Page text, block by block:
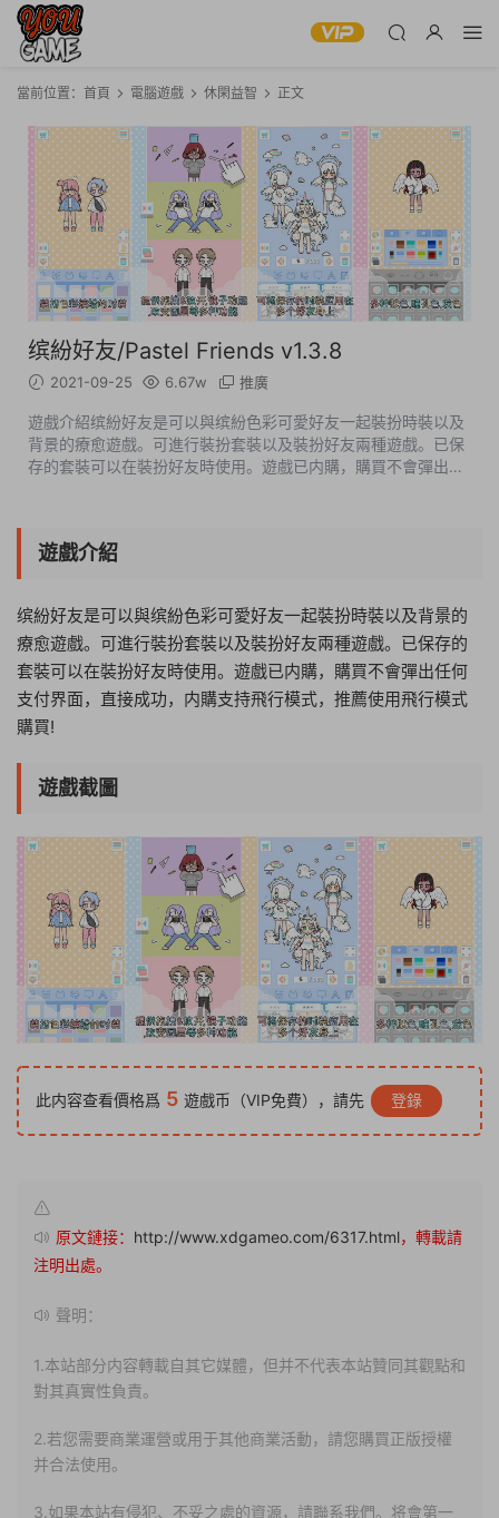
當前位置： 首頁 電腦遊戲 休閑益智 正文
缤紛好友/Pastel Friends v1.3.8
2021-09-25 6.67w 推廣
遊戲介紹缤紛好友是可以與缤紛色彩可愛好友一起裝扮時裝以及
背景的療愈遊戲。可進行裝扮套裝以及裝扮好友兩種遊戲。已保
存的套裝可以在裝扮好友時使用。遊戲已内購，購買不會彈出任
遊戲介紹
缤紛好友是可以與缤紛色彩可愛好友一起裝扮時裝以及背景的
療愈遊戲。可進行裝扮套裝以及裝扮好友兩種遊戲。已保存的
套裝可以在裝扮好友時使用。遊戲已内購，購買不會彈出任何
支付界面，直接成功，内購支持飛行模式，推薦使用飛行模式
購買!
遊戲截圖
此内容查看價格爲 5 遊戲币（VIP免費），請先 登錄
原文鏈接： http://www.xdgameo.com/6317.html，轉載請
注明出處。
聲明：
1.本站部分内容轉載自其它媒體，但并不代表本站贊同其觀點和
對其真實性負責。
2.若您需要商業運營或用于其他商業活動，請您購買正版授權
并合法使用。
3.如果本站有侵犯、不妥之處的資源，請聯系我們。将會第一